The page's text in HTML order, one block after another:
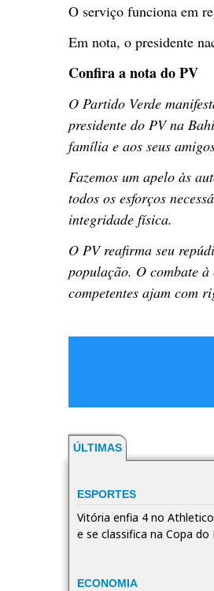
O serviço funciona em
Em nota, o presidente
Confira a nota do PV
O Partido Verde
presidente do PV na
família e aos seus
Fazemos um apelo às
todos os esforços
integridade física.
O PV reafirma seu
população. O combate
competentes ajam com
ÚLTIMAS
ESPORTES
Vitória enfia 4 no Athletico
e se classifica na Copa do
ECONOMIA